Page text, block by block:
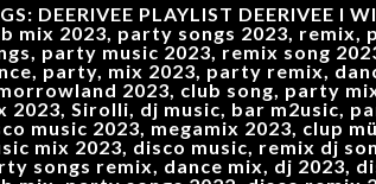
DEERIVEE PLAYLIST DEERIVEE
mix 2023, party songs 2023, remix,
party music 2023, remix song
party, mix 2023, party remix,
2023, club song, party
2023, Sirolli, dj music, bar m2usic,
music 2023, megamix 2023, clup
mix 2023, disco music, remix dj
songs remix, dance mix, dj 2023,